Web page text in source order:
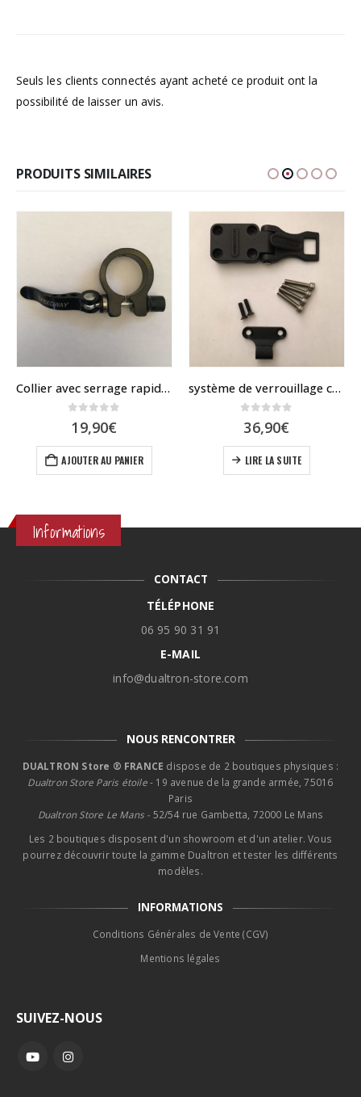
Seuls les clients connectés ayant acheté ce produit ont la
possibilité de laisser un avis.
PRODUITS SIMILAIRES
Collier avec serrage rapide pour Speedway mini 4
19,90€
AJOUTER AU PANIER
système de verrouillage colonne/deck Dualtron
36,90€
LIRE LA SUITE
Informations
CONTACT
TÉLÉPHONE
06 95 90 31 91
E-MAIL
info@dualtron-store.com
NOUS RENCONTRER
DUALTRON Store ® FRANCE dispose de 2 boutiques physiques :
Dualtron Store Paris étoile- 19 avenue de la grande armée, 75016
Paris
Dualtron Store Le Mans - 52/54 rue Gambetta, 72000 Le Mans
Les 2 boutiques disposent d'un showroom et d'un atelier. Vous
pourrez découvrir toute la gamme Dualtron et tester les différents
modèles.
INFORMATIONS
Conditions Générales de Vente (CGV)
Mentions légales
SUIVEZ-NOUS